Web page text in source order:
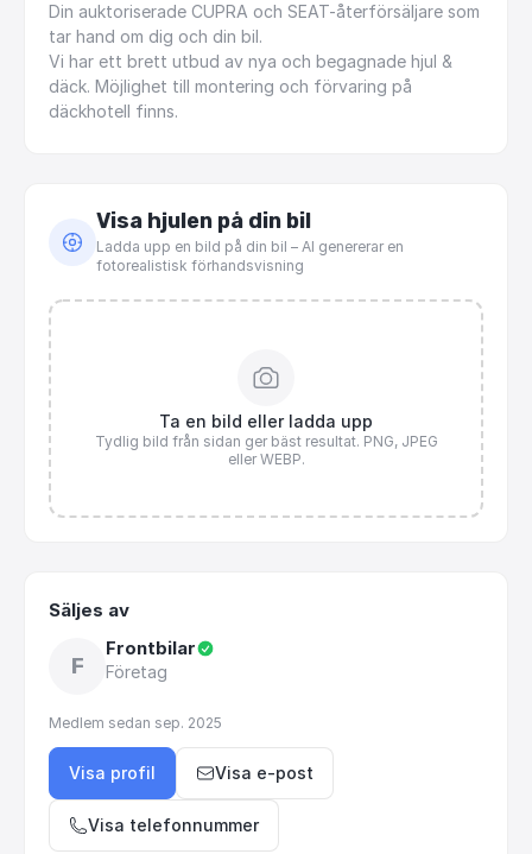
Din auktoriserade CUPRA och SEAT-återförsäljare som
tar hand om dig och din bil.
Vi har ett brett utbud av nya och begagnade hjul &
däck. Möjlighet till montering och förvaring på
däckhotell finns.
Visa hjulen på din bil
Ladda upp en bild på din bil – AI genererar en
fotorealistisk förhandsvisning
Ta en bild eller ladda upp
Tydlig bild från sidan ger bäst resultat. PNG, JPEG
eller WEBP.
Säljes av
F
Frontbilar
Företag
Medlem sedan sep. 2025
Visa profil Visa e-post
Visa telefonnummer